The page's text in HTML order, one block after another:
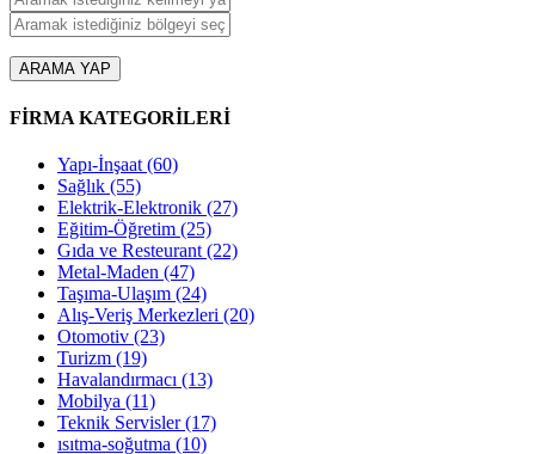
ARAMA YAP
FİRMA KATEGORİLERİ
Yapı-İnşaat (60)
Sağlık (55)
Elektrik-Elektronik (27)
Eğitim-Öğretim (25)
Gıda ve Resteurant (22)
Metal-Maden (47)
Taşıma-Ulaşım (24)
Alış-Veriş Merkezleri (20)
Otomotiv (23)
Turizm (19)
Havalandırmacı (13)
Mobilya (11)
Teknik Servisler(17)
ısıtma-soğutma (10)